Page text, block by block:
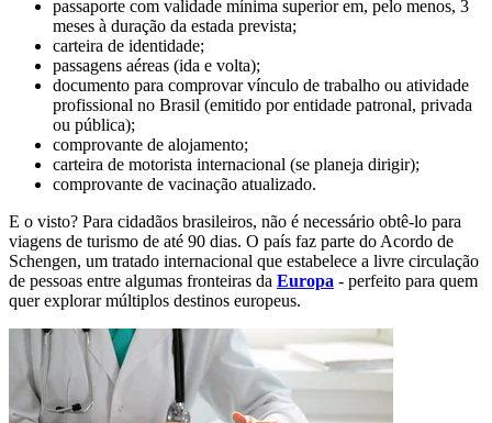
passaporte com validade mínima superior em, pelo menos, 3
meses à duração da estada prevista;
carteira de identidade;
passagens aéreas (ida e volta);
documento para comprovar vínculo de trabalho ou atividade
profissional no Brasil (emitido por entidade patronal, privada
ou pública);
comprovante de alojamento;
carteira de motorista internacional (se planeja dirigir);
comprovante de vacinação atualizado.
E o visto? Para cidadãos brasileiros, não é necessário obtê-lo para
viagens de turismo de até 90 dias. O país faz parte do Acordo de
Schengen, um tratado internacional que estabelece a livre circulação
de pessoas entre algumas fronteiras da Europa - perfeito para quem
quer explorar múltiplos destinos europeus.